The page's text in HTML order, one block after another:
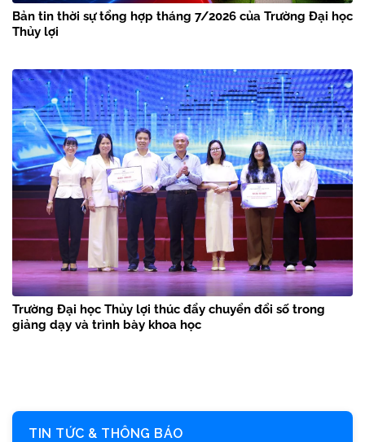
Bản tin thời sự tổng hợp tháng 7/2026 của Trường Đại học
Thủy lợi
Trường Đại học Thủy lợi thúc đẩy chuyển đổi số trong
giảng dạy và trình bày khoa học
TIN TỨC & THÔNG BÁO